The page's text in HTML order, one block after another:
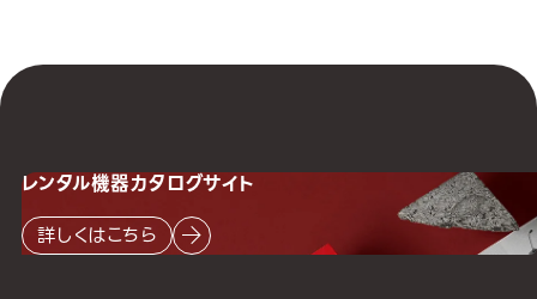
レンタル機器カタログサイト
詳しくはこちら